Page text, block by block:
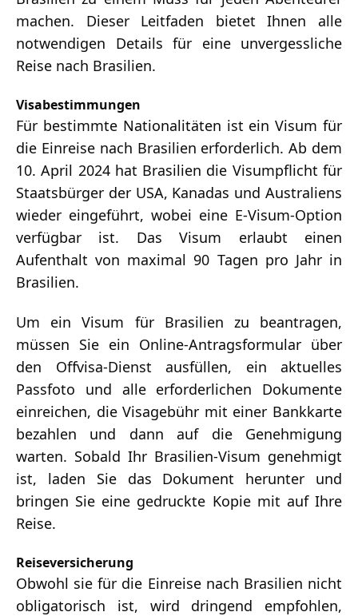
machen. Dieser Leitfaden bietet Ihnen alle
notwendigen Details für eine unvergessliche
Reise nach Brasilien.
Visabestimmungen
Für bestimmte Nationalitäten ist ein Visum für
die Einreise nach Brasilien erforderlich. Ab dem
10. April 2024 hat Brasilien die Visumpflicht für
Staatsbürger der USA, Kanadas und Australiens
wieder eingeführt, wobei eine E-Visum-Option
verfügbar ist. Das Visum erlaubt einen
Aufenthalt von maximal 90 Tagen pro Jahr in
Brasilien.
Um ein Visum für Brasilien zu beantragen,
müssen Sie ein Online-Antragsformular über
den Offvisa-Dienst ausfüllen, ein aktuelles
Passfoto und alle erforderlichen Dokumente
einreichen, die Visagebühr mit einer Bankkarte
bezahlen und dann auf die Genehmigung
warten. Sobald Ihr Brasilien-Visum genehmigt
ist, laden Sie das Dokument herunter und
bringen Sie eine gedruckte Kopie mit auf Ihre
Reise.
Reiseversicherung
Obwohl sie für die Einreise nach Brasilien nicht
obligatorisch ist, wird dringend empfohlen,